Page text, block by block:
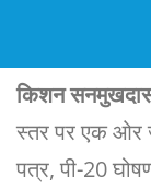
किशन सनमुखदास
स्तर पर एक ओर
पत्र, पी-20